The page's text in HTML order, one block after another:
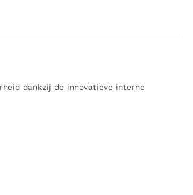
dankzij de innovatieve interne